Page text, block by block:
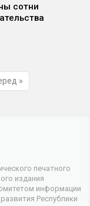
сотни
»
печатного
издания
информации
Республики